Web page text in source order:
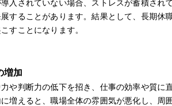
することがあります。結果として、長期休
すことになります。
増加
や判断力の低下を招き、仕事の効率や質に
増えると、職場全体の雰囲気が悪化し、周